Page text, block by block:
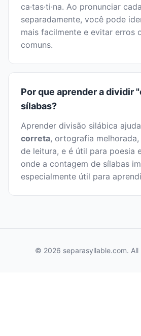
ca·tas·ti·na. Ao pronunciar
separadamente, você pode
mais facilmente e evitar erros
comuns.
Por que aprender a dividir
sílabas?
Aprender divisão silábica
correta, ortografia
de leitura, e é útil para poesia
onde a contagem de sílabas
especialmente útil para
© 2026 separasyllable.com. All